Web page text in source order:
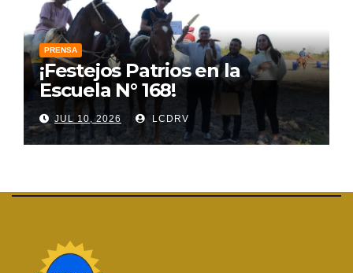
PRENSA
¡Festejos Patrios en la
Escuela N° 168!
JUL 10, 2026 LCDRV